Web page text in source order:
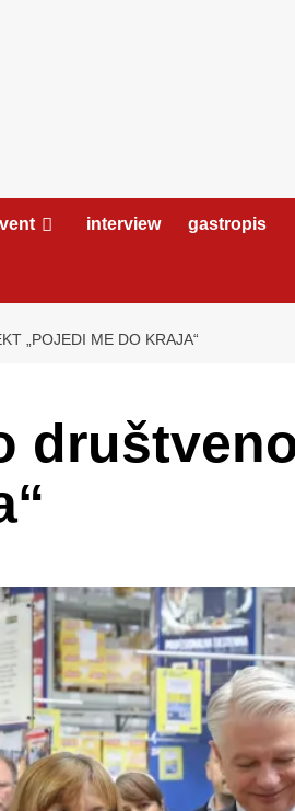
interview gastropis
„POJEDI ME DO KRAJA“